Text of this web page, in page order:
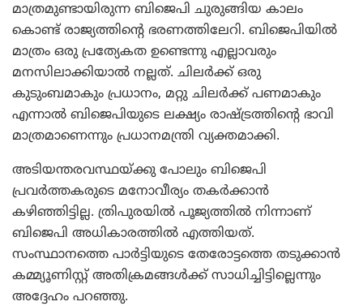
മാത്രമുണ്ടായിരുന്ന ബിജെപി ചുരുങ്ങിയ കാലം
കൊണ്ട് രാജ്യത്തിന്റെ ഭരണത്തിലേറി. ബിജെപിയില്‍
മാത്രം ഒരു പ്രത്യേകത ഉണ്ടെന്നു എല്ലാവരും
മനസിലാക്കിയാല്‍ നല്ലത്. ചിലര്‍ക്ക് ഒരു
കുടുംബമാകും പ്രധാനം, മറ്റു ചിലര്‍ക്ക് പണമാകും
എന്നാല്‍ ബിജെപിയുടെ ലക്ഷ്യം രാഷ്ട്രത്തിന്റെ ഭാവി
മാത്രമാണെന്നും പ്രധാനമന്ത്രി വ്യക്തമാക്കി.
അടിയന്തരവസ്ഥയ്ക്കു പോലും ബിജെപി
പ്രവര്‍ത്തകരുടെ മനോവീര്യം തകര്‍ക്കാന്‍
കഴിഞ്ഞിട്ടില്ല. ത്രിപുരയില്‍ പൂജ്യത്തില്‍ നിന്നാണ്
ബിജെപി അധികാരത്തില്‍ എത്തിയത്.
സംസ്ഥാനത്തെ പാര്‍ട്ടിയുടെ തേരോട്ടത്തെ തടുക്കാന്‍
കമ്മ്യൂണിസ്റ്റ് അതിക്രമങ്ങള്‍ക്ക് സാധിച്ചിട്ടില്ലെന്നും
അദ്ദേഹം പറഞ്ഞു.